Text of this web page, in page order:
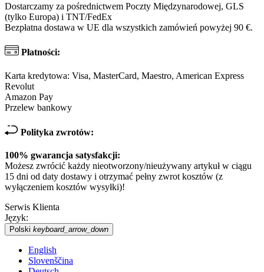
Dostarczamy za pośrednictwem Poczty Międzynarodowej, GLS
(tylko Europa) i TNT/FedEx
Bezpłatna dostawa w UE dla wszystkich zamówień powyżej 90 €.
Płatności:
Karta kredytowa: Visa, MasterCard, Maestro, American Express
Revolut
Amazon Pay
Przelew bankowy
Polityka zwrotów:
100% gwarancja satysfakcji:
Możesz zwrócić każdy nieotworzony/nieużywany artykuł w ciągu
15 dni od daty dostawy i otrzymać pełny zwrot kosztów (z
wyłączeniem kosztów wysyłki)!
Serwis Klienta
Język:
Polski keyboard_arrow_down
English
Slovenščina